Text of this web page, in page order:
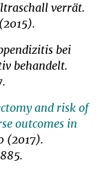
verrät.
bei
behandelt.
and risk of
outcomes in
(2017).